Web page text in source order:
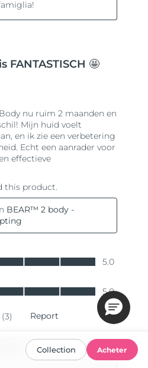
Collection Acheter